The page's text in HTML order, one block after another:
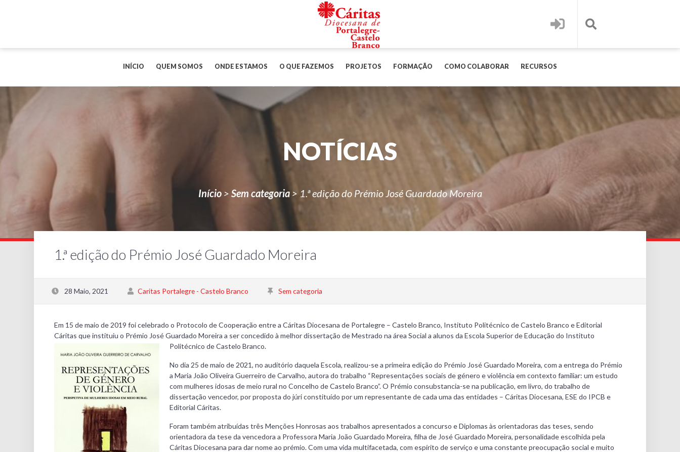
INÍCIO QUEM SOMOS ONDE ESTAMOS O QUE FAZEMOS PROJETOS FORMAÇÃO COMO COLABORAR RECURSOS
NOTÍCIAS
Início > Sem categoria > 1.ª edição do Prémio José Guardado Moreira
1.ª edição do Prémio José Guardado Moreira
28 Maio, 2021 Caritas Portalegre - Castelo Branco Sem categoria
Em 15 de maio de 2019 foi celebrado o Protocolo de Cooperação entre a Cáritas Diocesana de Portalegre – Castelo Branco, Instituto Politécnico de Castelo Branco e Editorial
Cáritas que instituiu o Prémio José Guardado Moreira a ser concedido à melhor dissertação de Mestrado na área Social a alunos da Escola Superior de Educação do Instituto
Politécnico de Castelo Branco.
No dia 25 de maio de 2021, no auditório daquela Escola, realizou-se a primeira edição do Prémio José Guardado Moreira, com a entrega do Prémio
a Maria João Oliveira Guerreiro de Carvalho, autora do trabalho “Representações sociais de género e violência em contexto familiar: um estudo
com mulheres idosas de meio rural no Concelho de Castelo Branco”. O Prémio consubstancia-se na publicação, em livro, do trabalho de
dissertação vencedor, por proposta do júri constituído por um representante de cada uma das entidades – Cáritas Diocesana, ESE do IPCB e
Editorial Cáritas.
Foram também atribuídas três Menções Honrosas aos trabalhos apresentados a concurso e Diplomas às orientadoras das teses, sendo
orientadora da tese da vencedora a Professora Maria João Guardado Moreira, filha de José Guardado Moreira, personalidade escolhida pela
Cáritas Diocesana para dar nome ao prémio. Com uma vida multifacetada, com espírito de serviço e uma constante preocupação social e muito